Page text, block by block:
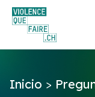
Preguntas y
Navegación privada
Inicio >